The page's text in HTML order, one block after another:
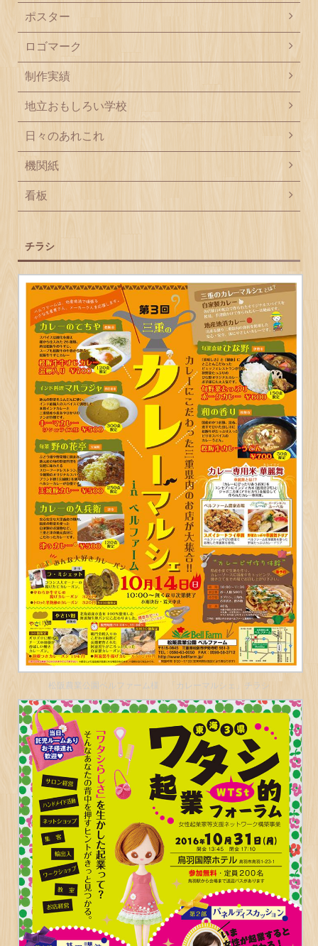
ポスター
ロゴマーク
制作実績
地立おもしろい学校
日々のあれこれ
機関紙
看板
チラシ
松阪農業公園ベルファーム様 「カレーマルシェ」チラシ